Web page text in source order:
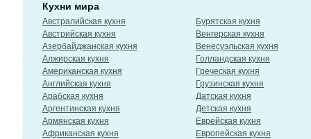
Кухни мира
Австралийская кухня
Австрийская кухня
Азербайджанская кухня
Алжирская кухня
Американская кухня
Английская кухня
Арабская кухня
Аргентинская кухня
Армянская кухня
Африканская кухня
Бурятская кухня
Венгерская кухня
Венесуэльская кухня
Голландская кухня
Греческая кухня
Грузинская кухня
Датская кухня
Детская кухня
Еврейская кухня
Европейская кухня